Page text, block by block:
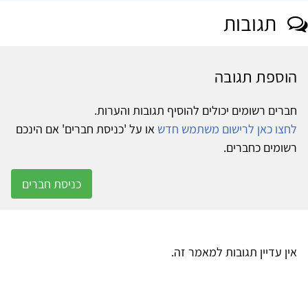
תגובות
הוספת תגובה
חברים רשומים יכולים להוסיף תגובות והערות.
לחצו כאן לרישום משתמש חדש או על 'כניסת חברים' אם הינכם
רשומים כחברים.
כניסת חברים
אין עדיין תגובות למאמר זה.